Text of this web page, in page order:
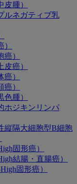
腫）
ルネガティブ乳
）
癌）
）
）
腫）
ホジキンリンパ
縦隔大細胞型B細胞
固形癌）
結腸・直腸癌）
固形癌）